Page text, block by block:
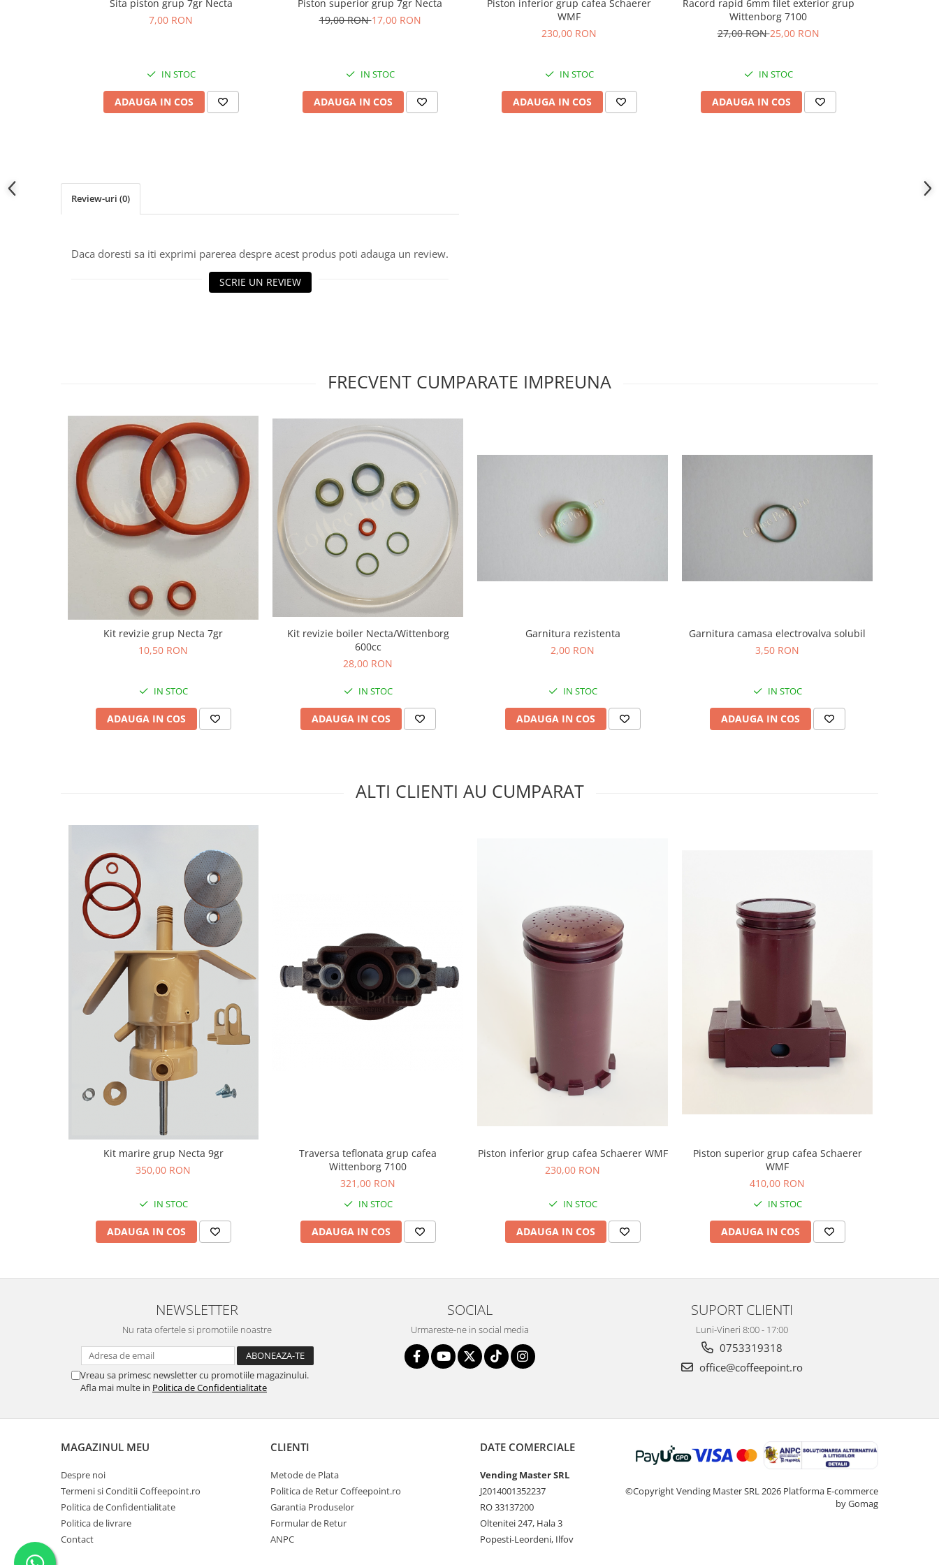
Sita piston grup 7gr Necta
7,00 RON
IN STOC
ADAUGA IN COS
Piston superior grup 7gr Necta
19,00 RON17,00 RON
IN STOC
ADAUGA IN COS
Piston inferior grup cafea Schaerer
WMF
230,00 RON
IN STOC
ADAUGA IN COS
Racord rapid 6mm filet exterior grup
Wittenborg 7100
27,00 RON25,00 RON
IN STOC
ADAUGA IN COS
Review-uri (0)
Daca doresti sa iti exprimi parerea despre acest produs poti adauga un review.
SCRIE UN REVIEW
FRECVENT CUMPARATE IMPREUNA
Kit revizie grup Necta 7gr
10,50 RON
IN STOC
ADAUGA IN COS
Kit revizie boiler Necta/Wittenborg
600cc
28,00 RON
IN STOC
ADAUGA IN COS
Garnitura rezistenta
2,00 RON
IN STOC
ADAUGA IN COS
Garnitura camasa electrovalva solubil
3,50 RON
IN STOC
ADAUGA IN COS
ALTI CLIENTI AU CUMPARAT
Kit marire grup Necta 9gr
350,00 RON
IN STOC
ADAUGA IN COS
Traversa teflonata grup cafea
Wittenborg 7100
321,00 RON
IN STOC
ADAUGA IN COS
Piston inferior grup cafea Schaerer WMF
230,00 RON
IN STOC
ADAUGA IN COS
Piston superior grup cafea Schaerer
WMF
410,00 RON
IN STOC
ADAUGA IN COS
NEWSLETTER
Nu rata ofertele si promotiile noastre
Vreau sa primesc newsletter cu promotiile magazinului.
Afla mai multe in Politica de Confidentialitate
SOCIAL
Urmareste-ne in social media
SUPORT CLIENTI
Luni-Vineri 8:00 - 17:00
0753319318
office@coffeepoint.ro
MAGAZINUL MEU
Despre noi
Termeni si Conditii Coffeepoint.ro
Politica de Confidentialitate
Politica de livrare
Contact
CLIENTI
Metode de Plata
Politica de Retur Coffeepoint.ro
Garantia Produselor
Formular de Retur
ANPC
DATE COMERCIALE
Vending Master SRL
J2014001352237
RO 33137200
Oltenitei 247, Hala 3
Popesti-Leordeni, Ilfov
©Copyright Vending Master SRL 2026 Platforma E-commerce
by Gomag